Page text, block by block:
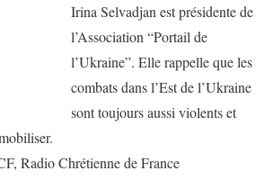
Irina Selvadjan est présidente de
l’Association “Portail de
l’Ukraine”. Elle rappelle que les
combats dans l’Est de l’Ukraine
sont toujours aussi violents et
Radio Chrétienne de France